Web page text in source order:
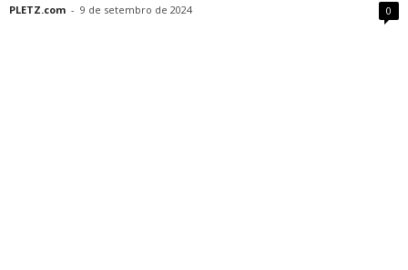
PLETZ.com - 9 de setembro de 2024 0